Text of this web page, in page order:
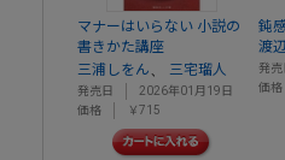
マナーはいらない 小説の
書きかた講座
三浦しをん、 三宅瑠人
発売日
2026年01月19日
価格
￥715
鈍
渡
発売
価格